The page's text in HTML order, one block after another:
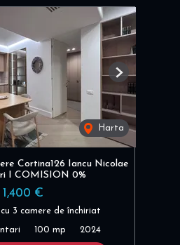
Harta
Next
Cortina126 Iancu Nicolae
I COMISION 0%
1,400 €
3 camere de închiriat
100 mp 2024